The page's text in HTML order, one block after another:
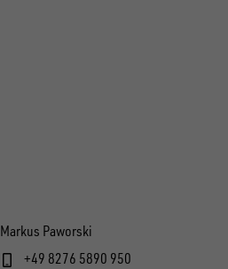
Markus Paworski
+49 8276 5890 950